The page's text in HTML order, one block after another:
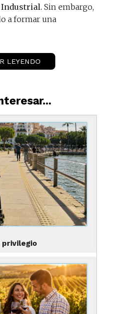
Industrial. Sin embargo,
a formar una
Puerto
LEYENDO
privilegio